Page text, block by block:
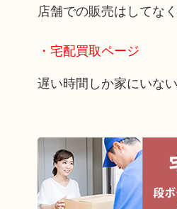
店舗での販売はしてな
・宅配買取ページ
遅い時間しか家にいな